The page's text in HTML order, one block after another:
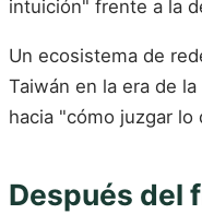
intuición" frente a la
Un ecosistema de
Taiwán en la era de
hacia "cómo juzgar
Después del